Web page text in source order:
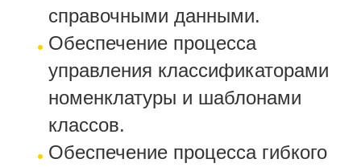
справочными данными.
Обеспечение процесса
управления классификаторами
номенклатуры и шаблонами
классов.
Обеспечение процесса гибкого